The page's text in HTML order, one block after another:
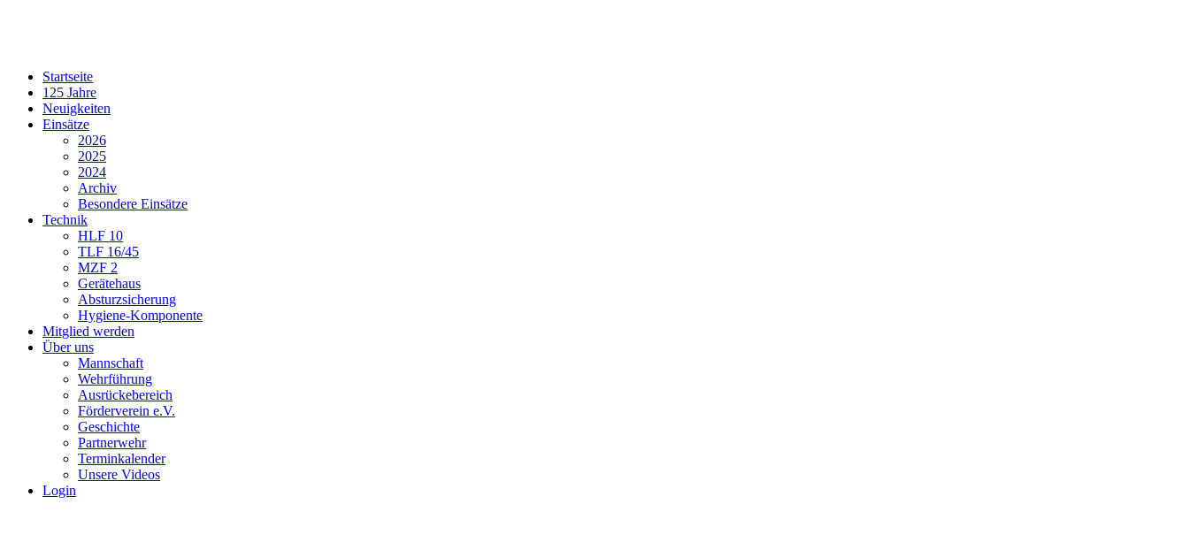
Startseite
125 Jahre
Neuigkeiten
Einsätze
2026
2025
2024
Archiv
Besondere Einsätze
Technik
HLF 10
TLF 16/45
MZF 2
Gerätehaus
Absturzsicherung
Hygiene-Komponente
Mitglied werden
Über uns
Mannschaft
Wehrführung
Ausrückebereich
Förderverein e.V.
Geschichte
Partnerwehr
Terminkalender
Unsere Videos
Login